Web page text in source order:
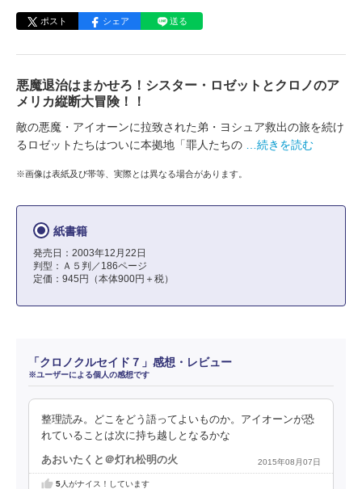
ポスト シェア 送る
悪魔退治はまかせろ！シスター・ロゼットとクロノのア
メリカ縦断大冒険！！
敵の悪魔・アイオーンに拉致された弟・ヨシュア救出の旅を続け
るロゼットたちはついに本拠地「罪人たちの
…続きを読む
※画像は表紙及び帯等、実際とは異なる場合があります。
紙書籍
発売日：2003年12月22日
判型：Ａ５判／186ページ
定価：945円（本体900円＋税）
「クロノクルセイド７」感想・レビュー
※ユーザーによる個人の感想です
整理読み。どこをどう語ってよいものか。アイオーンが恐
れていることは次に持ち越しとなるかな
あおいたくと＠灯れ松明の火 2015年08月07日
5人がナイス！しています